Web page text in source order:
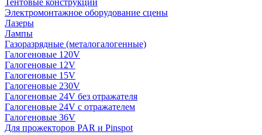
Тентовые конструкции
Электромонтажное оборудование сцены
Лазеры
Лампы
Газоразрядные (металогалогенные)
Галогеновые 120V
Галогеновые 12V
Галогеновые 15V
Галогеновые 230V
Галогеновые 24V без отражателя
Галогеновые 24V с отражателем
Галогеновые 36V
Для прожекторов PAR и Pinspot